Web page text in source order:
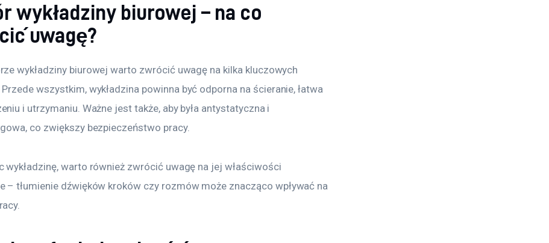
wykładziny biurowej – na co
uwagę?
wykładziny biurowej warto zwrócić uwagę na kilka kluczowych
wszystkim, wykładzina powinna być odporna na ścieranie, łatwa
i utrzymaniu. Ważne jest także, aby była antystatyczna i
co zwiększy bezpieczeństwo pracy.
wykładzinę, warto również zwrócić uwagę na jej właściwości
– tłumienie dźwięków kroków czy rozmów może znacząco wpływać na